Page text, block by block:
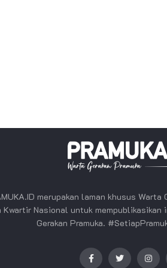
merupakan laman khusus Warta
Kwartir Nasional untuk
Gerakan Pramuka.